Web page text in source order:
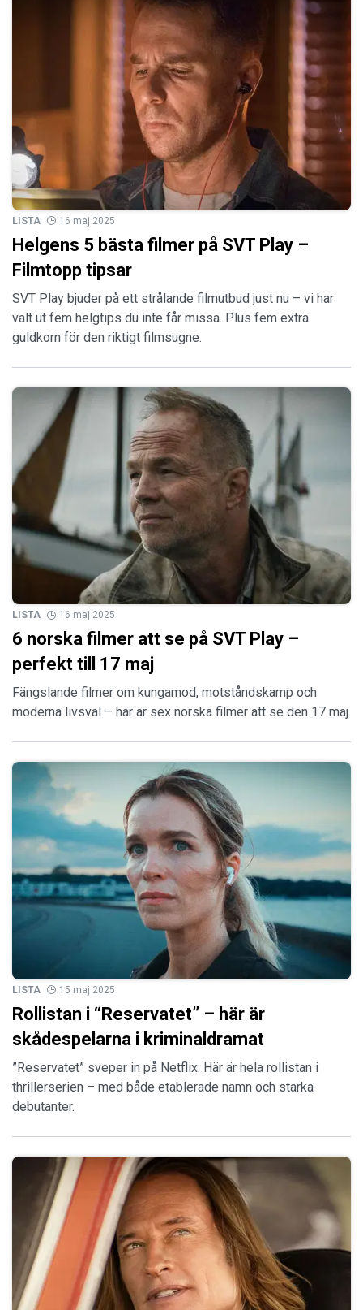
LISTA 16 maj 2025
Helgens 5 bästa filmer på SVT Play –
Filmtopp tipsar
SVT Play bjuder på ett strålande filmutbud just nu – vi har
valt ut fem helgtips du inte får missa. Plus fem extra
guldkorn för den riktigt filmsugne.
LISTA 16 maj 2025
6 norska filmer att se på SVT Play –
perfekt till 17 maj
Fängslande filmer om kungamod, motståndskamp och
moderna livsval – här är sex norska filmer att se den 17 maj.
LISTA 15 maj 2025
Rollistan i “Reservatet” – här är
skådespelarna i kriminaldramat
”Reservatet” sveper in på Netflix. Här är hela rollistan i
thrillerserien – med både etablerade namn och starka
debutanter.